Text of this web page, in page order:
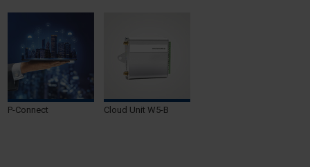
P-Connect Cloud Unit W5-B